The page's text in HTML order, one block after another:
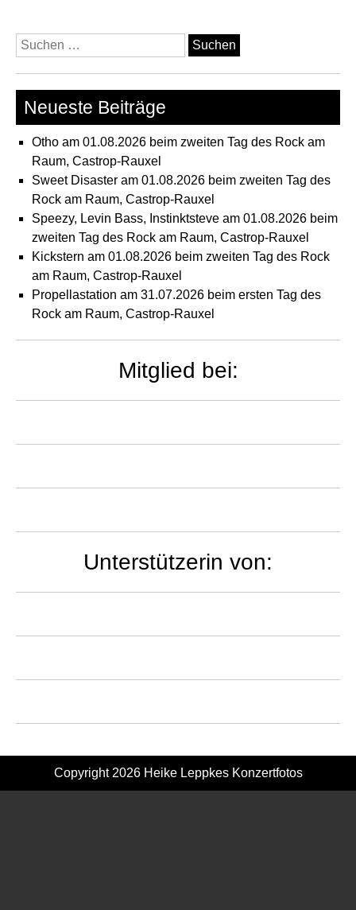
Suchen
nach:
Neueste Beiträge
Otho am 01.08.2026 beim zweiten Tag des Rock am
Raum, Castrop-Rauxel
Sweet Disaster am 01.08.2026 beim zweiten Tag des
Rock am Raum, Castrop-Rauxel
Speezy, Levin Bass, Instinktsteve am 01.08.2026 beim
zweiten Tag des Rock am Raum, Castrop-Rauxel
Kickstern am 01.08.2026 beim zweiten Tag des Rock
am Raum, Castrop-Rauxel
Propellastation am 31.07.2026 beim ersten Tag des
Rock am Raum, Castrop-Rauxel
Mitglied bei:
Unterstützerin von:
Copyright 2026 Heike Leppkes Konzertfotos